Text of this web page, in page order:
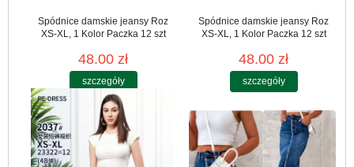
Spódnice damskie jeansy Roz
XS-XL, 1 Kolor Paczka 12 szt
48.00 zł
szczegóły
Spódnice damskie jeansy Roz
XS-XL, 1 Kolor Paczka 12 szt
48.00 zł
szczegóły